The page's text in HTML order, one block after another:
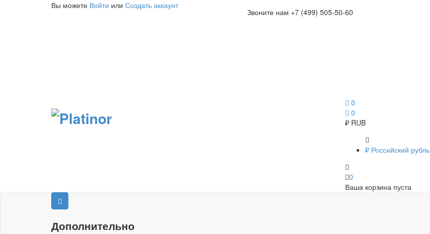
Вы можете Войти или Создать аккаунт
Звоните нам +7 (499) 505-50-60
0
0
₽ RUB
₽ Российский рубль
0
Ваша корзина пуста
Дополнительно